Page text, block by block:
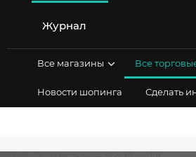
Журнал
Все магазины Все
Новости шопинга Сделать